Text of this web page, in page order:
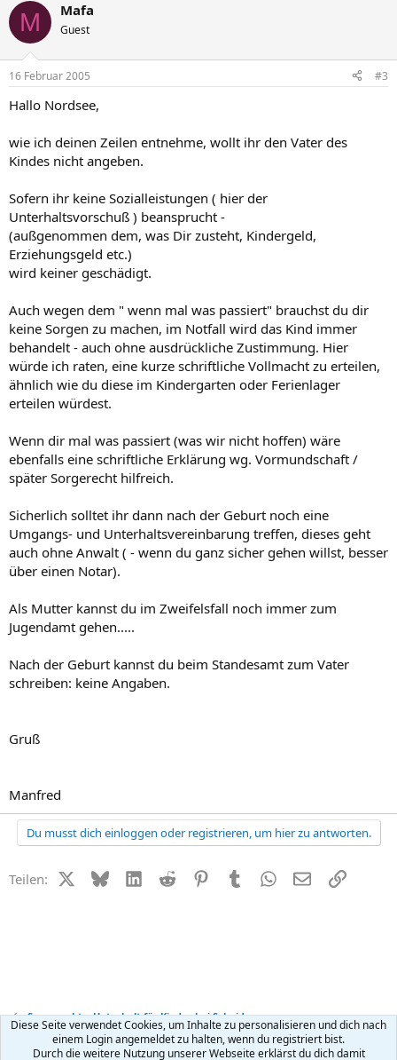
M Mafa
Guest
16 Februar 2005 #3
Hallo Nordsee,
wie ich deinen Zeilen entnehme, wollt ihr den Vater des
Kindes nicht angeben.
Sofern ihr keine Sozialleistungen ( hier der
Unterhaltsvorschuß ) beansprucht -
(außgenommen dem, was Dir zusteht, Kindergeld,
Erziehungsgeld etc.)
wird keiner geschädigt.
Auch wegen dem " wenn mal was passiert" brauchst du dir
keine Sorgen zu machen, im Notfall wird das Kind immer
behandelt - auch ohne ausdrückliche Zustimmung. Hier
würde ich raten, eine kurze schriftliche Vollmacht zu erteilen,
ähnlich wie du diese im Kindergarten oder Ferienlager
erteilen würdest.
Wenn dir mal was passiert (was wir nicht hoffen) wäre
ebenfalls eine schriftliche Erklärung wg. Vormundschaft /
später Sorgerecht hilfreich.
Sicherlich solltet ihr dann nach der Geburt noch eine
Umgangs- und Unterhaltsvereinbarung treffen, dieses geht
auch ohne Anwalt ( - wenn du ganz sicher gehen willst, besser
über einen Notar).
Als Mutter kannst du im Zweifelsfall noch immer zum
Jugendamt gehen.....
Nach der Geburt kannst du beim Standesamt zum Vater
schreiben: keine Angaben.
Gruß
Manfred
Du musst dich einloggen oder registrieren, um hier zu antworten.
Teilen: X (Twitter)
BlueskyLinkedIn
Reddit PinterestTumblr WhatsApp
E-MailLink
Sorgerecht + Unterhalt für Kinder bei Scheidung
Kontakt Nutzungsbedingungen Datenschutz Hilfe R
Diese Seite verwendet Cookies, um Inhalte zu personalisieren und dich nach
einem Login angemeldet zu halten, wenn du registriert bist.
Durch die weitere Nutzung unserer Webseite erklärst du dich damit